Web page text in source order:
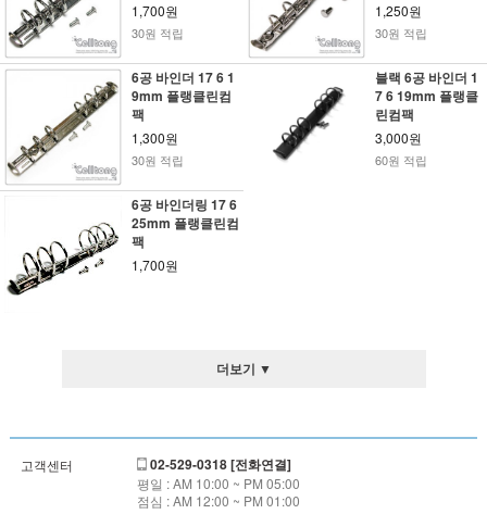
1,700원
30원 적립
1,250원
30원 적립
6공 바인더 17 6 1
9mm 플랭클린컴
팩
1,300원
30원 적립
블랙 6공 바인더 1
7 6 19mm 플랭클
린컴팩
3,000원
60원 적립
6공 바인더링 17 6
25mm 플랭클린컴
팩
1,700원
더보기 ▼
고객센터 02-529-0318 [전화연결]
평일 : AM 10:00 ~ PM 05:00
점심 : AM 12:00 ~ PM 01:00